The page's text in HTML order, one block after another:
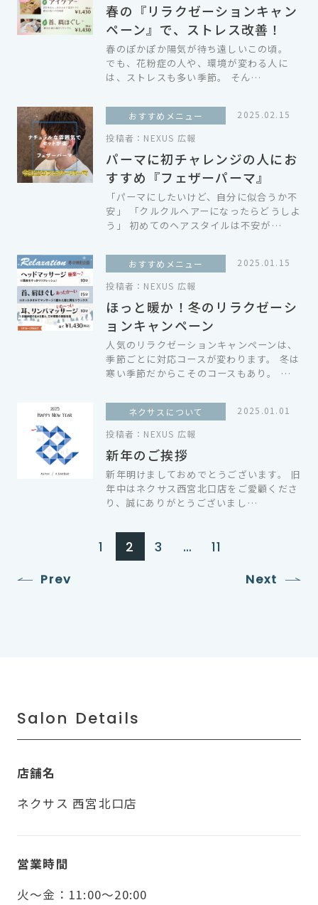
春の『リラクゼーションキャン
ペーン』で、ストレス改善！
春のぽかぽか陽気が待ち遠しいこの頃。
でも、花粉症の人や、環境が変わる人に
は、ストレスも多い季節。 そん…
おすすめメニュー
2025.02.15
投稿者： NEXUS 広報
パーマに初チャレンジの人にお
すすめ『フェザーパーマ』
「パーマにしたいけど、自分に似合うか不
安」 「クルクルヘアーになったらどうしよ
う」 初めてのヘアスタイルは不安が…
おすすめメニュー
2025.01.15
投稿者： NEXUS 広報
ほっと暖か！冬のリラクゼーシ
ョンキャンペーン
人気のリラクゼーションキャンペーンは、
季節ごとに対応コースが変わります。 冬は
寒い季節だからこそのコースもあり。 …
ネクサスについて
2025.01.01
投稿者： NEXUS 広報
新年のご挨拶
新年明けましておめでとうございます。 旧
年中はネクサス西宮北口店をご愛顧くださ
り、誠にありがとうございまし…
Prev
1 2 3 … 11
Next
Salon Details
店舗名
ネクサス 西宮北口店
営業時間
火〜金：11:00～20:00